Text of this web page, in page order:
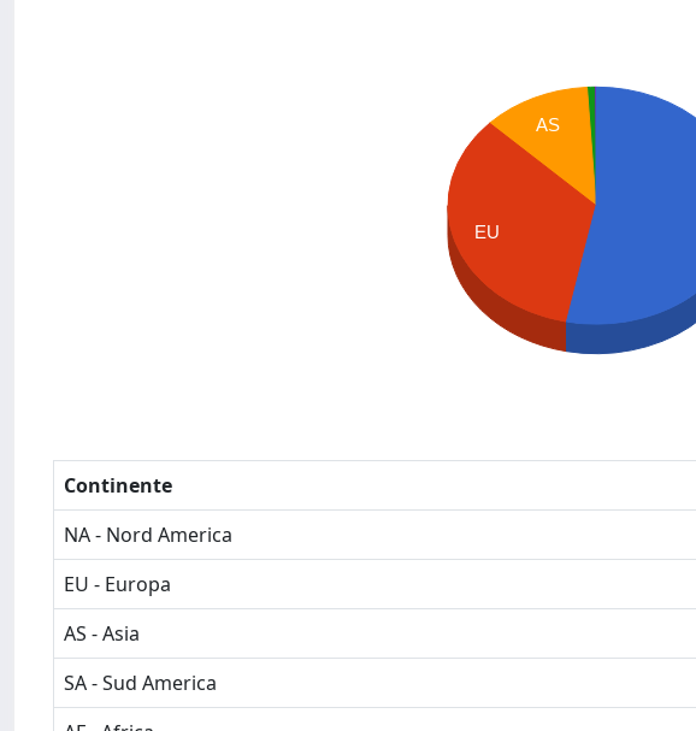
AS
EU
Continente
NA - Nord America
EU - Europa
AS - Asia
SA - Sud America